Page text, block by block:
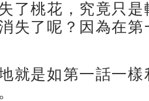
了桃花，究竟只
失了呢？因為在
就是如第一話一